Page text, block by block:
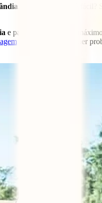
. Será seguro? Será
e para aproveitares ao
para evitares qualquer